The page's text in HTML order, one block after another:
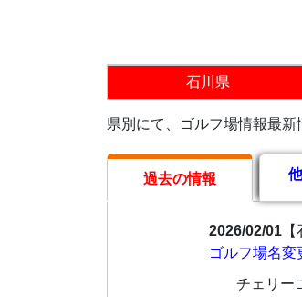
石川県
県別にて、ゴルフ場情報最新
過去の情報
2026/02/01【
ゴルフ場名変
チェリー